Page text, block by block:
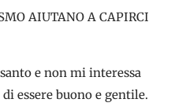
AIUTANO A CAPIRCI
e non mi interessa
essere buono e gentile.